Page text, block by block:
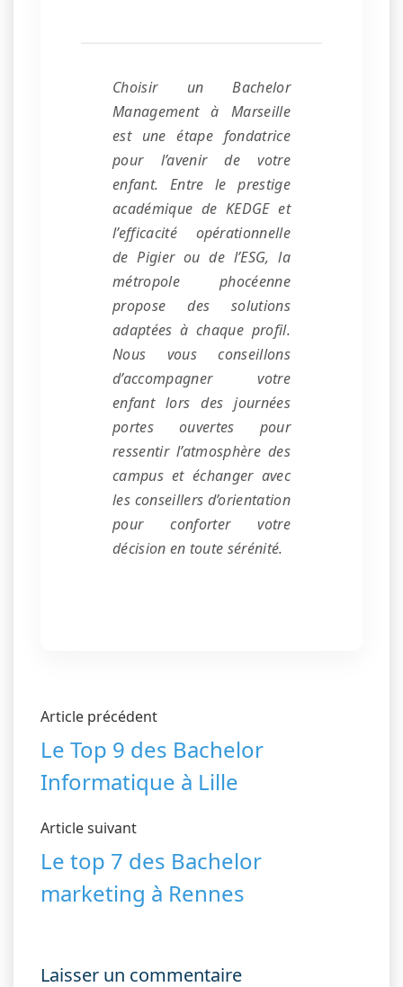
Choisir un Bachelor
Management à Marseille
est une étape fondatrice
pour l’avenir de votre
enfant. Entre le prestige
académique de KEDGE et
l’efficacité opérationnelle
de Pigier ou de l’ESG, la
métropole phocéenne
propose des solutions
adaptées à chaque profil.
Nous vous conseillons
d’accompagner votre
enfant lors des journées
portes ouvertes pour
ressentir l’atmosphère des
campus et échanger avec
les conseillers d’orientation
pour conforter votre
décision en toute sérénité.
Article précédent
Le Top 9 des Bachelor
Informatique à Lille
Article suivant
Le top 7 des Bachelor
marketing à Rennes
Laisser un commentaire